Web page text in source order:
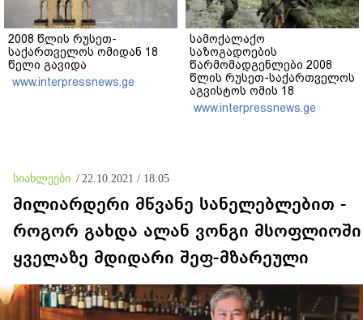
2008 წლის რუსეთ-
საქართველოს ომიდან 18
წელი გავიდა
www.interpressnews.ge
სამოქალაქო
საზოგადოების
წარმომადგენლები 2008
წლის რუსეთ-საქართველოს
აგვისტოს ომის 18
წლისთავთან
დაკავშირებით ერთობლივ
www.interpressnews.ge
სიახლეები / 22.10.2021 / 18:05
მილიარდერი მწვანე სანელებლებით -
როგორ გახდა ალან ვონგი მსოფლიოში
ყველაზე მდიდარი შეფ-მზარეული